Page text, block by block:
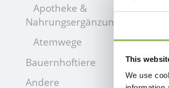
This
We use
Apotheke &
Nahrungsergänzungsmittel
Atemwege
Bauernhoftiere
Andere